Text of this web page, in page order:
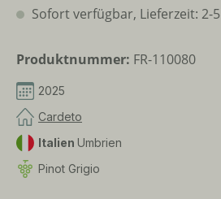
Sofort verfügbar, Lieferzeit: 2-
Produktnummer: FR-110080
2025
Cardeto
Italien Umbrien
Pinot Grigio